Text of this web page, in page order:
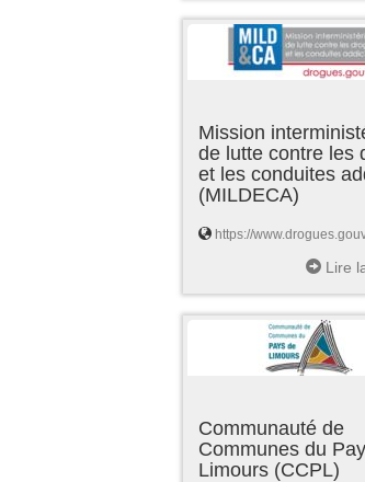
Mission
de lutte contre les
et les conduites
(MILDECA)
https://
Lire
Communauté de
Communes du
Limours (CCPL)